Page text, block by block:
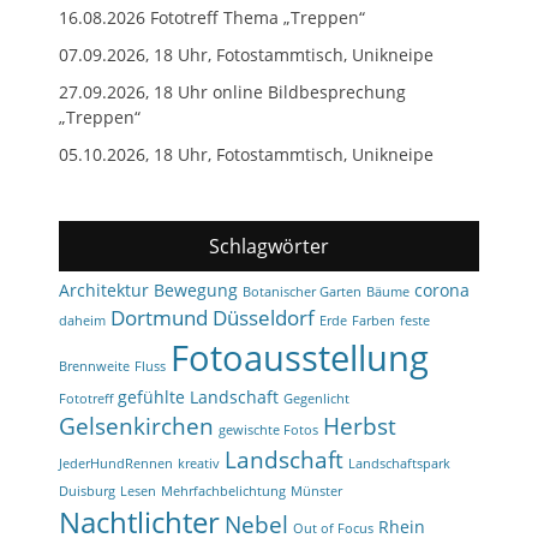
16.08.2026 Fototreff Thema „Treppen“
07.09.2026, 18 Uhr, Fotostammtisch, Unikneipe
27.09.2026, 18 Uhr online Bildbesprechung
„Treppen“
05.10.2026, 18 Uhr, Fotostammtisch, Unikneipe
Schlagwörter
Architektur Bewegung Botanischer Garten Bäume corona
daheim Dortmund Düsseldorf Erde Farben feste
Brennweite Fluss Fotoausstellung
Fototreff gefühlte Landschaft Gegenlicht
Gelsenkirchen gewischte Fotos Herbst
JederHundRennen kreativ Landschaft Landschaftspark
Duisburg Lesen Mehrfachbelichtung Münster
NachtlichterNebel Out of Focus Rhein